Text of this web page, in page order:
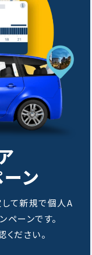
ン
て新規で個人A
ーンです。
ださい。